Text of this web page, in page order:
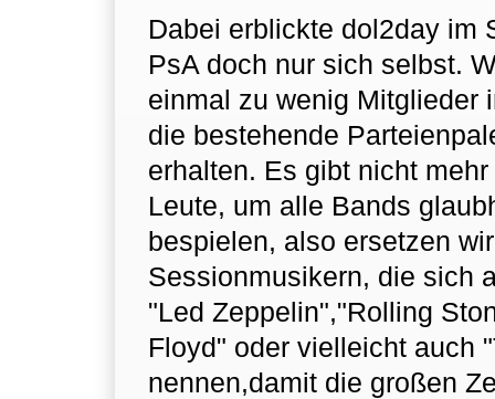
Dabei erblickte dol2day im
PsA doch nur sich selbst.
einmal zu wenig Mitglieder
die bestehende
erhalten. Es gibt nicht
Leute, um alle Bands
bespielen, also ersetzen
Sessionmusikern, die sich
"Led Zeppelin","Rolling
Floyd" oder vielleicht auch
nennen,damit die großen